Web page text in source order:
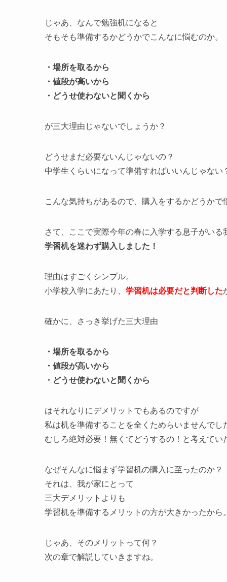
じゃあ、なんで勉強机になると
そもそも準備するかどうかでこんなに悩むのか。
・場所を取るから
・値段が高いから
・どうせ使わないと聞くから
が三大理由じゃないでしょうか？
どうせまだ必要ないんじゃないの？
中学生くらいになって準備すればいいんじゃない
こんな気持ちがあるので、購入をするかどうかで
さて、ここで実際今年の春に入学する息子がいる
学習机を迷わず購入しました！
理由はすごくシンプル。
小学校入学にあたり、 学習机は必要だと判断した
確かに、さっき挙げた三大理由
・場所を取るから
・値段が高いから
・どうせ使わないと聞くから
はそれなりにデメリットでもあるのですが
私は机を準備することを全くためらいませんでし
むしろ絶対必要！無くてどうするの！と考えてい
なぜそんなに悩まず学習机の購入に至ったのか？
それは、我が家にとって
三大デメリットよりも
学習机を準備するメリットの方が大きかったから。
じゃあ、そのメリットって何？
次の章で解説していきますね。